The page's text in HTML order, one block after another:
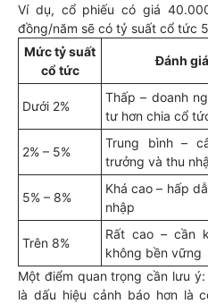
Ví dụ, cổ phiếu có giá
đồng/năm sẽ có tỷ suất cổ tức
Mức tỷ suất
cổ tức
Đánh
Dưới 2%
Thấp – doanh
tư hơn chia cổ
2% – 5%
Trung bình –
trưởng và thu
5% – 8%
Khá cao – hấp
nhập
Trên 8%
Rất cao – cần
không bền vững
Một điểm quan trọng cần lưu
là dấu hiệu cảnh báo hơn là